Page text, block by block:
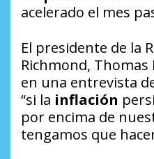
acelerado el mes
El presidente de la
Richmond,
en una entrevista
“si la inflación
por encima de
tengamos que